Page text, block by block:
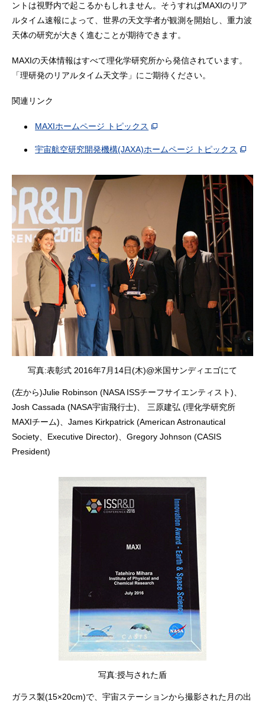
ントは視野内で起こるかもしれません。そうすればMAXIのリア
ルタイム速報によって、世界の天文学者が観測を開始し、重力波
天体の研究が大きく進むことが期待できます。
MAXIの天体情報はすべて理化学研究所から発信されています。
「理研発のリアルタイム天文学」にご期待ください。
関連リンク
MAXIホームページ トピックス
宇宙航空研究開発機構(JAXA)ホームページ トピックス
写真:表彰式 2016年7月14日(木)@米国サンディエゴにて
(左から)Julie Robinson (NASA ISSチーフサイエンティスト)、
Josh Cassada (NASA宇宙飛行士)、 三原建弘 (理化学研究所
MAXIチーム)、James Kirkpatrick (American Astronautical
Society、Executive Director)、Gregory Johnson (CASIS
President)
写真:授与された盾
ガラス製(15×20cm)で、宇宙ステーションから撮影された月の出